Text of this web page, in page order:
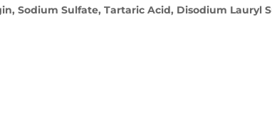
Sodium Sulfate, Tartaric Acid, Disodium Lauryl